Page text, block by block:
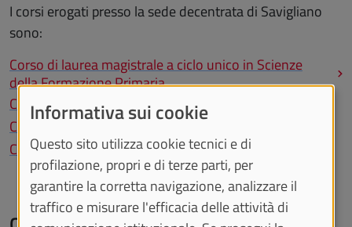
I corsi erogati presso la sede decentrata di Savigliano
sono:
Corso di laurea magistrale a ciclo unico in Scienze
della Formazione Primaria
Corso di laurea in Scienze dell'Educazione
Corso di laurea in Educazione professionale
Corso di laurea in Tecniche erboristiche
Informativa sui cookie
Questo sito utilizza cookie tecnici e di
profilazione, propri e di terze parti, per
garantire la corretta navigazione, analizzare il
traffico e misurare l'efficacia delle attività di